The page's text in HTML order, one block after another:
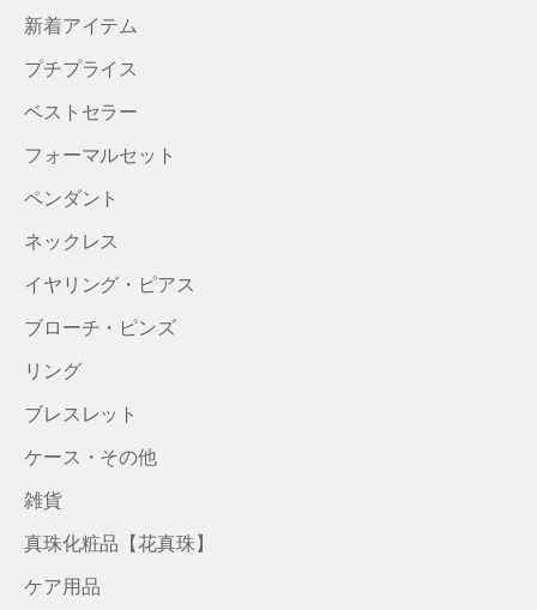
新着アイテム
プチプライス
ベストセラー
フォーマルセット
ペンダント
ネックレス
イヤリング・ピアス
ブローチ・ピンズ
リング
ブレスレット
ケース・その他
雑貨
真珠化粧品【花真珠】
ケア用品